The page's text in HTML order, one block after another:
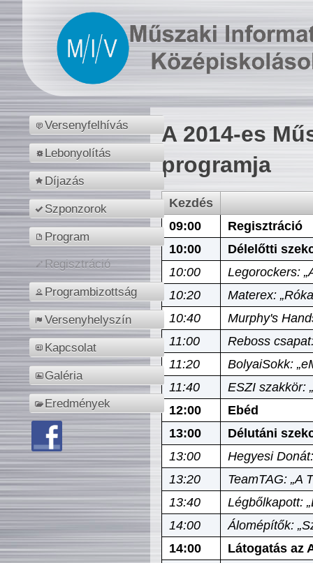
Versenyfelhívás
Lebonyolítás
Díjazás
Szponzorok
Program
Regisztráció
Programbizottság
Versenyhelyszín
Kapcsolat
Galéria
Eredmények
A 2014-es
programja
Kezdés
09:00
Regisztráció
10:00
Délelőtti
10:00
Legorockers:
10:20
Materex:
10:40
Murphy's
11:00
Reboss
11:20
BolyaiSokk:
11:40
ESZI szakkör:
12:00
Ebéd
13:00
Délutáni
13:00
Hegyesi
13:20
TeamTAG: „A
13:40
Légbőlkapott:
14:00
Álomépítők:
14:00
Látogatás az